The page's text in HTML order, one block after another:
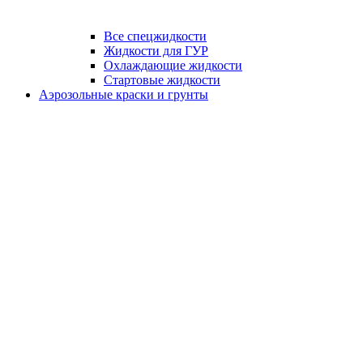
Все спецжидкости
Жидкости для ГУР
Охлаждающие жидкости
Стартовые жидкости
Аэрозольные краски и грунты